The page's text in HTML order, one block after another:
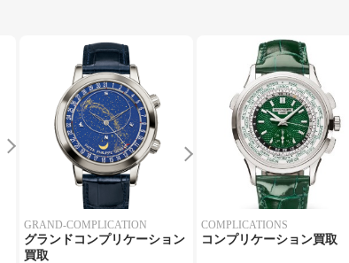
GRAND-COMPLICATION
グランドコンプリケーション
買取
COMPLICATIONS
コンプリケーション買取